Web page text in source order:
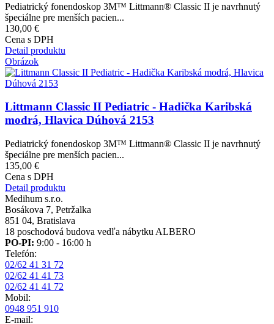
Pediatrický fonendoskop 3M™ Littmann® Classic II je navrhnutý
špeciálne pre menších pacien...
130,00 €
Cena s DPH
Detail produktu
Obrázok
Littmann Classic II Pediatric - Hadička Karibská
modrá, Hlavica Dúhová 2153
Pediatrický fonendoskop 3M™ Littmann® Classic II je navrhnutý
špeciálne pre menších pacien...
135,00 €
Cena s DPH
Detail produktu
Medihum s.r.o.
Bosákova 7, Petržalka
851 04, Bratislava
18 poschodová budova vedľa nábytku ALBERO
PO-PI: 9:00 - 16:00 h
Telefón:
02/62 41 31 72
02/62 41 41 73
02/62 41 41 72
Mobil:
0948 951 910
E-mail: